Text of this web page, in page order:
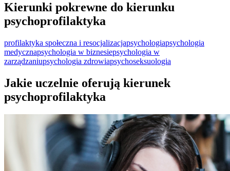
Kierunki pokrewne do kierunku
psychoprofilaktyka
profilaktyka społeczna i resocjalizacjapsychologiapsychologia
medycznapsychologia w biznesiepsychologia w
zarządzaniupsychologia zdrowiapsychoseksuologia
Jakie uczelnie oferują kierunek
psychoprofilaktyka